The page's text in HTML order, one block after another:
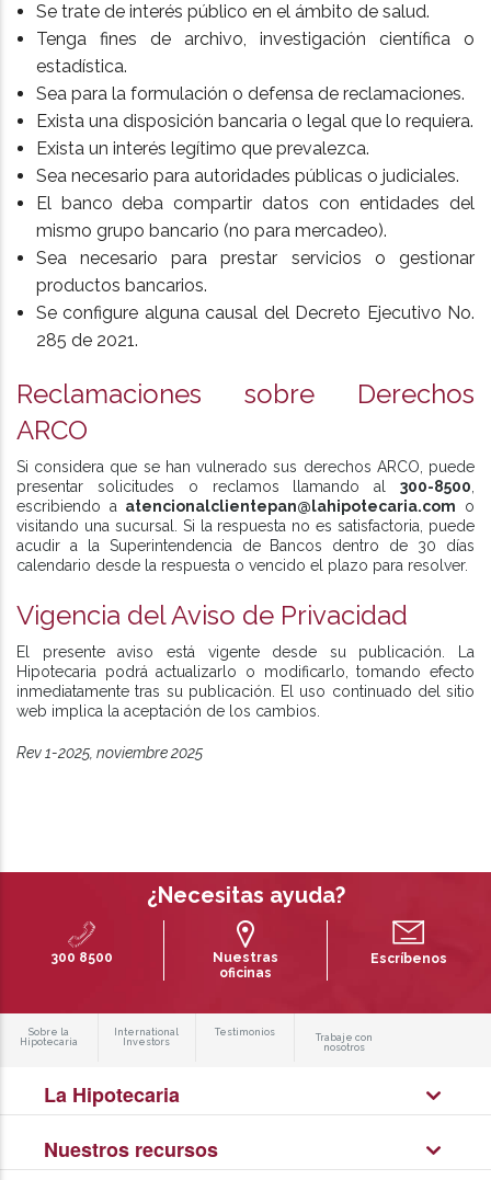
Se trate de interés público en el ámbito de salud.
Tenga fines de archivo, investigación científica o
estadística.
Sea para la formulación o defensa de reclamaciones.
Exista una disposición bancaria o legal que lo requiera.
Exista un interés legítimo que prevalezca.
Sea necesario para autoridades públicas o judiciales.
El banco deba compartir datos con entidades del
mismo grupo bancario (no para mercadeo).
Sea necesario para prestar servicios o gestionar
productos bancarios.
Se configure alguna causal del Decreto Ejecutivo No.
285 de 2021.
Reclamaciones sobre Derechos
ARCO
Si considera que se han vulnerado sus derechos ARCO, puede
presentar solicitudes o reclamos llamando al 300-8500
escribiendo a atencionalclientepan@lahipotecaria.com o
visitando una sucursal. Si la respuesta no es satisfactoria, puede
acudir a la Superintendencia de Bancos dentro de 30 días
calendario desde la respuesta o vencido el plazo para resolver.
Vigencia del Aviso de Privacidad
El presente aviso está vigente desde su publicación. La
Hipotecaria podrá actualizarlo o modificarlo, tomando efecto
inmediatamente tras su publicación. El uso continuado del sitio
web implica la aceptación de los cambios.
Rev 1-2025, noviembre 2025
¿Necesitas ayuda?
300 8500
Nuestras
oficinas
Escríbenos
Sobre la
Hipotecaria
International
Investors
Testimonios
Trabaje con
nosotros
La Hipotecaria
Nuestros recursos